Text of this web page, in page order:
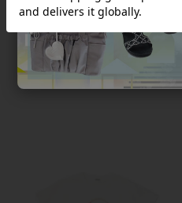
返品不可 50％OFF
ポップTシャツ《Take a bite》
¥12,980
¥6,490 税込